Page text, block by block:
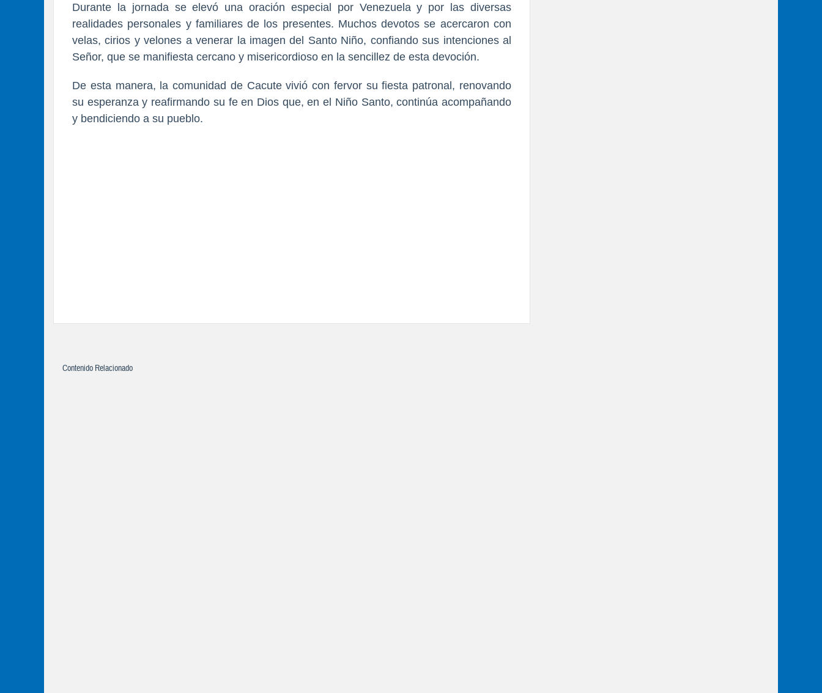
Durante la jornada se elevó una oración especial por Venezuela y por las diversas
realidades personales y familiares de los presentes. Muchos devotos se acercaron con
velas, cirios y velones a venerar la imagen del Santo Niño, confiando sus intenciones al
Señor, que se manifiesta cercano y misericordioso en la sencillez de esta devoción.
De esta manera, la comunidad de Cacute vivió con fervor su fiesta patronal, renovando
su esperanza y reafirmando su fe en Dios que, en el Niño Santo, continúa acompañando
y bendiciendo a su pueblo.
Contenido Relacionado